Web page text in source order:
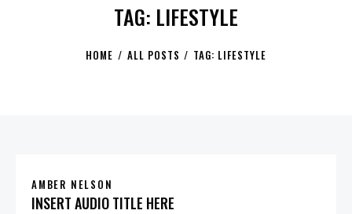
TAG: LIFESTYLE
HOME ALL POSTS TAG: LIFESTYLE
AMBER NELSON
INSERT AUDIO TITLE HERE